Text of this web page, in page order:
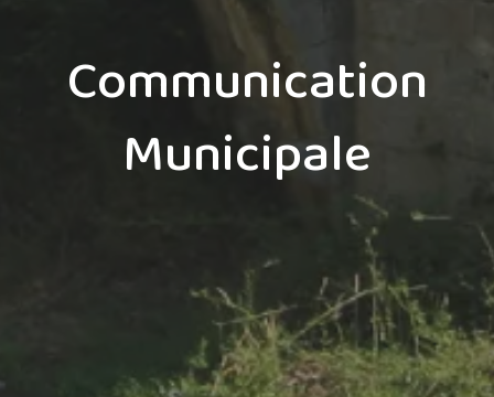
Communication
Municipale